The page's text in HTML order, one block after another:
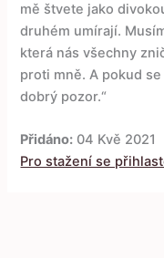
mě štvete jako
druhém umírají.
která nás všechny
proti mně. A pokud
dobrý pozor.“
Přidáno: 04 Kvě 2021
Pro stažení se